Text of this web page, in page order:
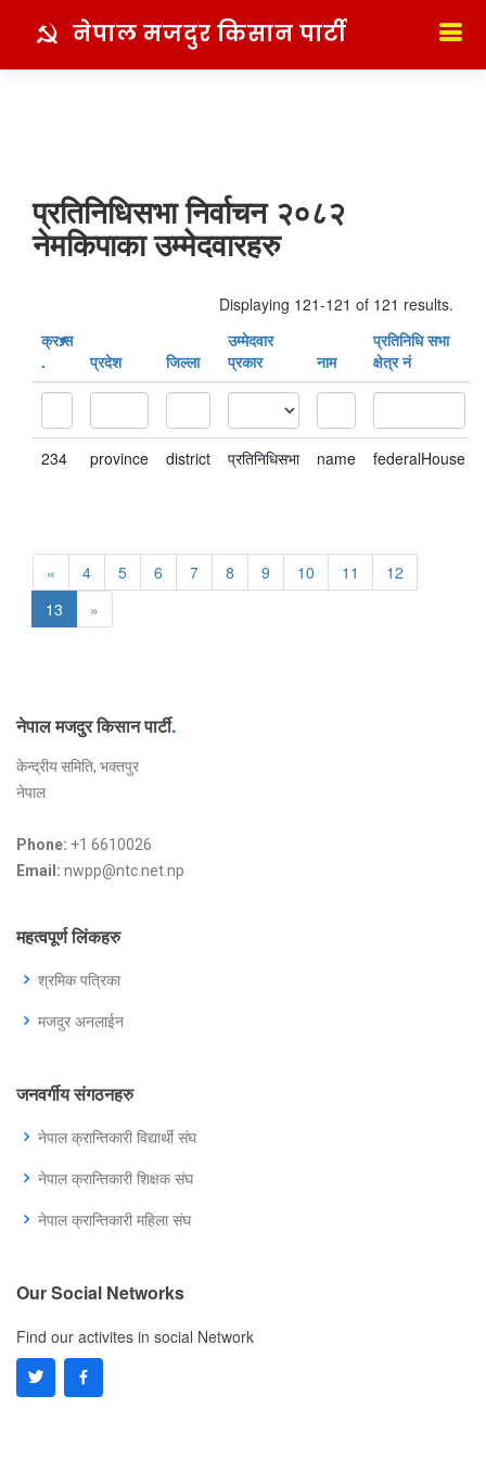
नेपाल मजदुर किसान पार्टी
प्रतिनिधिसभा निर्वाचन २०८२
नेमकिपाका उम्मेदवारहरु
Displaying 121-121 of 121 results.
क्र‍.स‌
.
प्रदेश जिल्ला
उम्मेदवार
प्रकार
नाम
प्रतिनिधि सभा
क्षेत्र नं
234 province district प्रतिनिधिसभा name federalHouse
« 4 5 6 7 8 9 10 11
12
13
»
नेपाल मजदुर किसान पार्टी.
केन्द्रीय समिति, भक्तपुर
नेपाल
Phone: +1 6610026
Email: nwpp@ntc.net.np
महत्वपूर्ण लिंकहरु
श्रमिक पत्रिका
मजदुर अनलाईन
जनवर्गीय संगठनहरु
नेपाल क्रान्तिकारी विद्यार्थी संघ
नेपाल क्रान्तिकारी शिक्षक संघ
नेपाल क्रान्तिकारी महिला संघ
Our Social Networks
Find our activites in social Network